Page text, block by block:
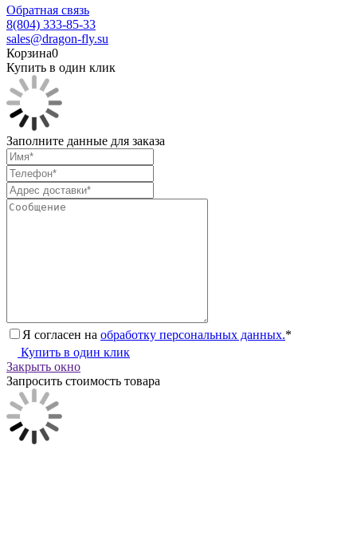
Обратная связь
8(804) 333-85-33
sales@dragon-fly.su
Корзина0
Купить в один клик
Заполните данные для заказа
Я согласен на обработку персональных данных.*
Купить в один клик
Закрыть окно
Запросить стоимость товара